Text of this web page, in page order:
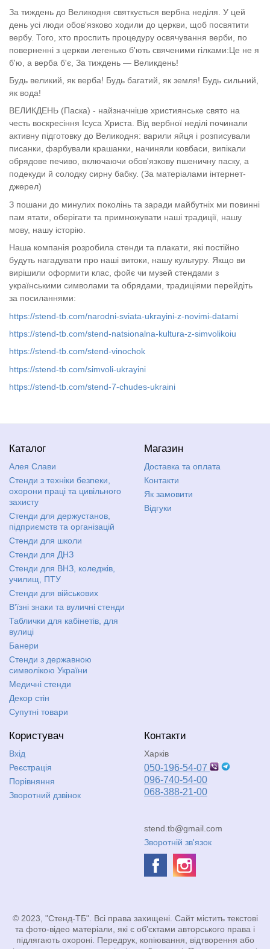
За тиждень до Великодня святкується вербна неділя. У цей
день усі люди обов'язково ходили до церкви, щоб посвятити
вербу. Того, хто проспить процедуру освячування верби, по
поверненні з церкви легенько б'ють свяченими гілками:Це не я
б'ю, а верба б'є, За тиждень — Великдень!
Будь великий, як верба! Будь багатий, як земля! Будь сильний,
як вода!
ВЕЛИКДЕНЬ (Паска) - найзначніше християнське свято на
честь воскресіння Ісуса Христа. Від вербної неділі починали
активну підготовку до Великодня: варили яйця і розписували
писанки, фарбували крашанки, начиняли ковбаси, випікали
обрядове печиво, включаючи обов'язкову пшеничну паску, а
подекуди й солодку сирну бабку. (За матеріалами інтернет-
джерел)
З пошани до минулих поколінь та заради майбутніх ми повинні
пам ятати, оберігати та примножувати наші традиції , нашу
мову, нашу історію.
Наша компанія розробила стенди та плакати, які постійно
будуть нагадувати про наші витоки, нашу культуру. Якщо ви
вирішили оформити клас, фойє чи музей стендами з
українськими символами та обрядами, традиціями перейдіть
за посиланнями:
https://stend-tb.com/narodni-sviata-ukrayini-z-novimi-datami
https://stend-tb.com/stend-natsionalna-kultura-z-simvolikoiu
https://stend-tb.com/stend-vinochok
https://stend-tb.com/simvoli-ukrayini
https://stend-tb.com/stend-7-chudes-ukraini
Каталог
Алея Слави
Стенди з техніки безпеки,
охорони праці та цивільного
захисту
Стенди для держустанов,
підприємств та організацій
Стенди для школи
Стенди для ДНЗ
Стенди для ВНЗ, коледжів,
училищ, ПТУ
Стенди для військових
В'їзні знаки та вуличні стенди
Таблички для кабінетів, для
вулиці
Банери
Стенди з державною
символікою України
Медичні стенди
Декор стін
Супутні товари
Магазин
Доставка та оплата
Контакти
Як замовити
Відгуки
Користувач
Вхід
Реєстрація
Порівняння
Зворотний дзвінок
Контакти
Харків
050-196-54-07
096-740-54-00
068-388-21-00
stend.tb@gmail.com
Зворотній зв'язок
© 2023, "Стенд-ТБ". Всі права захищені. Сайт містить текстові
та фото-відео матеріали, які є об'єктами авторського права і
підлягають охороні. Передрук, копіювання, відтворення або